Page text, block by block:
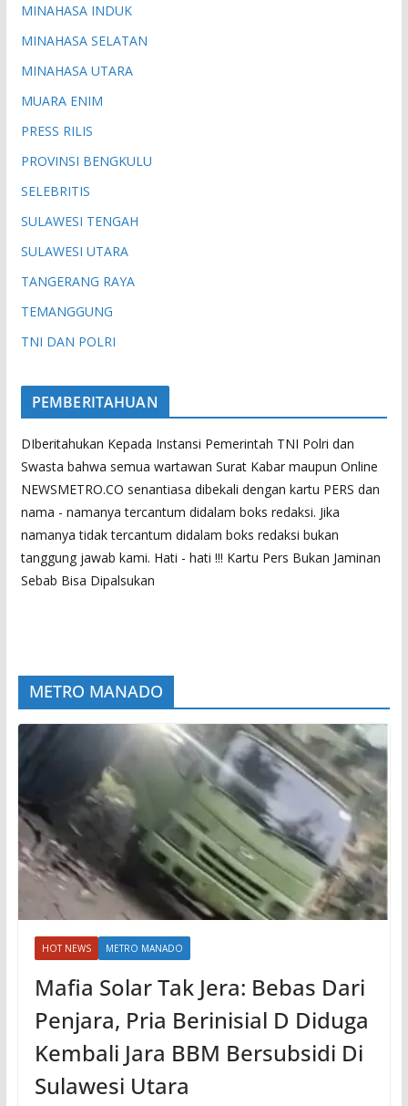
MINAHASA INDUK
MINAHASA SELATAN
MINAHASA UTARA
MUARA ENIM
PRESS RILIS
PROVINSI BENGKULU
SELEBRITIS
SULAWESI TENGAH
SULAWESI UTARA
TANGERANG RAYA
TEMANGGUNG
TNI DAN POLRI
PEMBERITAHUAN
DIberitahukan Kepada Instansi Pemerintah TNI Polri dan
Swasta bahwa semua wartawan Surat Kabar maupun Online
NEWSMETRO.CO senantiasa dibekali dengan kartu PERS dan
nama - namanya tercantum didalam boks redaksi. Jika
namanya tidak tercantum didalam boks redaksi bukan
tanggung jawab kami. Hati - hati !!! Kartu Pers Bukan Jaminan
Sebab Bisa Dipalsukan
METRO MANADO
HOT NEWS METRO MANADO
Mafia Solar Tak Jera: Bebas Dari
Penjara, Pria Berinisial D Diduga
Kembali Jara BBM Bersubsidi Di
Sulawesi Utara